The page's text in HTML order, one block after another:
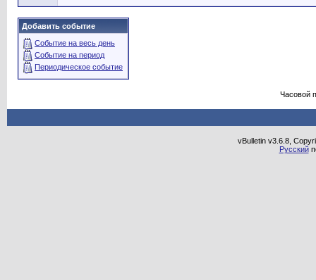
Добавить событие
Событие на весь день
Событие на период
Периодическое событие
Часовой
vBulletin v3.6.8,
Русский